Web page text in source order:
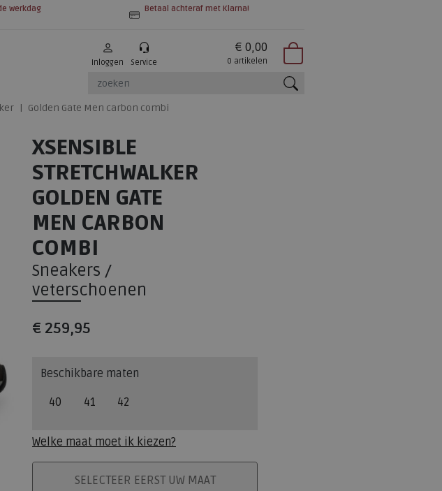
werkdag
Betaal achteraf met Klarna!
Inloggen Service
€ 0,00
0 artikelen
Golden Gate Men carbon combi
XSENSIBLE
STRETCHWALKER
GOLDEN GATE
MEN CARBON
COMBI
Sneakers /
veterschoenen
€ 259,95
Beschikbare maten
40 41 42
Welke maat moet ik kiezen?
PLAATS IN WINKELMAND
SELECTEER EERST UW MAAT